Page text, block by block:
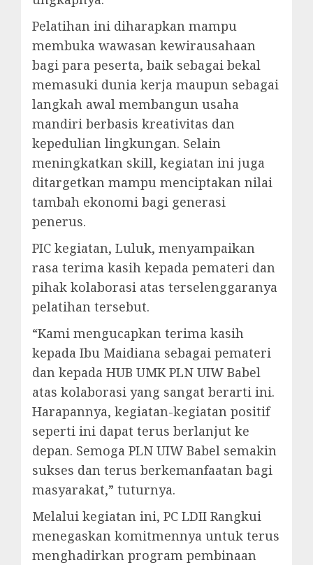
Pelatihan ini diharapkan mampu
membuka wawasan kewirausahaan
bagi para peserta, baik sebagai bekal
memasuki dunia kerja maupun sebagai
langkah awal membangun usaha
mandiri berbasis kreativitas dan
kepedulian lingkungan. Selain
meningkatkan skill, kegiatan ini juga
ditargetkan mampu menciptakan nilai
tambah ekonomi bagi generasi
penerus.
PIC kegiatan, Luluk, menyampaikan
rasa terima kasih kepada pemateri dan
pihak kolaborasi atas terselenggaranya
pelatihan tersebut.
“Kami mengucapkan terima kasih
kepada Ibu Maidiana sebagai pemateri
dan kepada HUB UMK PLN UIW Babel
atas kolaborasi yang sangat berarti ini.
Harapannya, kegiatan-kegiatan positif
seperti ini dapat terus berlanjut ke
depan. Semoga PLN UIW Babel semakin
sukses dan terus berkemanfaatan bagi
masyarakat,” tuturnya.
Melalui kegiatan ini, PC LDII Rangkui
menegaskan komitmennya untuk terus
menghadirkan program pembinaan